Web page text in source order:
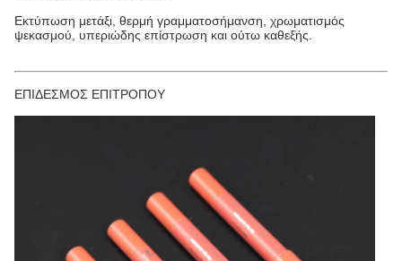
Εκτύπωση μετάξι, θερμή γραμματοσήμανση, χρωματισμός
ψεκασμού, υπεριώδης επίστρωση και ούτω καθεξής.
ΕΠΙΔΕΣΜΟΣ ΕΠΙΤΡΟΠΟΥ